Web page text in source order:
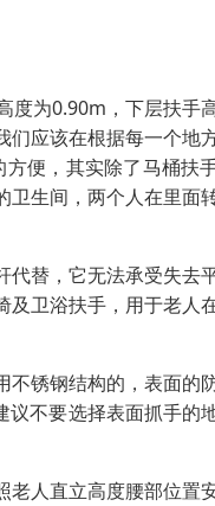
度为0.90m，下层扶手
们应该在根据每一个地
便，其实除了马桶扶
卫生间，两个人在里面
代替，它无法承受失去
及卫浴扶手，用于老人
不锈钢结构的，表面的
议不要选择表面抓手的
老人直立高度腰部位置